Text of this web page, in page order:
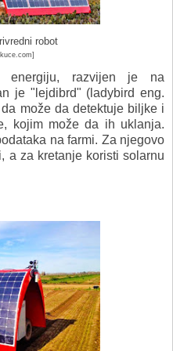
robot
energiju, razvijen je na
je "lejdibrd" (ladybird eng.
može da detektuje biljke i
kojim može da ih uklanja.
na farmi. Za njegovo
a za kretanje koristi solarnu